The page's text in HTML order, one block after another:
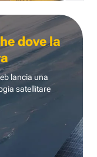
dove la
lancia una
satellitare